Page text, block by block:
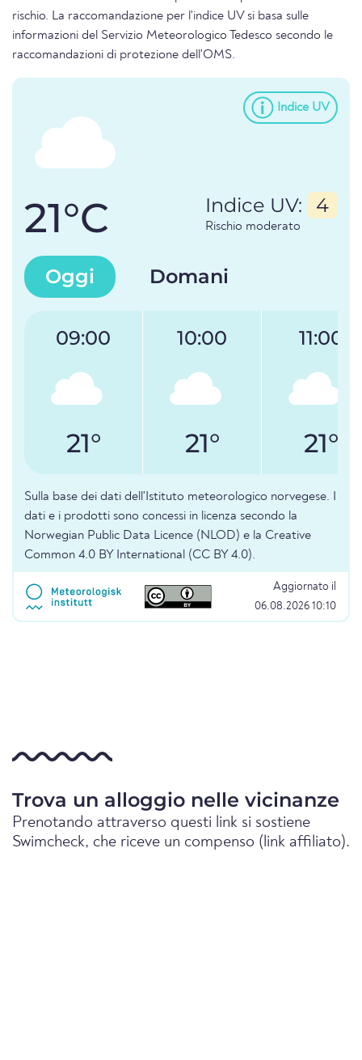
rischio. La raccomandazione per l'indice UV si basa sulle
informazioni del Servizio Meteorologico Tedesco secondo le
raccomandazioni di protezione dell'OMS.
Indice UV
21°C Indice UV: 4
Rischio moderato
Oggi Domani
09:00
21°
10:00
21°
11:00
21°
Sulla base dei dati dell'Istituto meteorologico norvegese. I
dati e i prodotti sono concessi in licenza secondo la
Norwegian Public Data Licence (NLOD) e la Creative
Common 4.0 BY International (CC BY 4.0).
Aggiornato il
06.08.2026 10:10
Trova un alloggio nelle vicinanze
Prenotando attraverso questi link si sostiene
Swimcheck, che riceve un compenso (link affiliato).